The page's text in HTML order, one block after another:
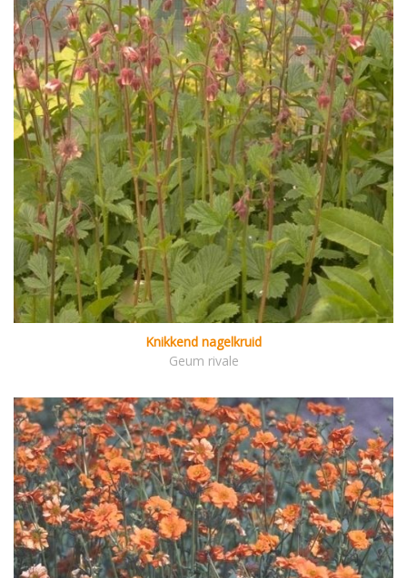
Knikkend nagelkruid
Geum rivale